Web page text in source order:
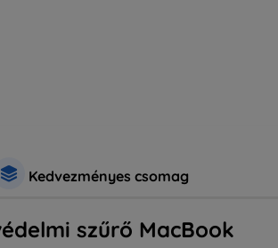
Kedvezményes csomag
szűrő MacBook